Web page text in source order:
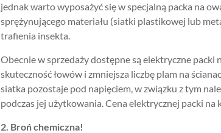
jednak warto wyposażyć się w specjalną packa na
sprężynującego materiału (siatki plastikowej lub
trafienia insekta.
Obecnie w sprzedaży dostępne są elektryczne packi
skuteczność łowów i zmniejsza liczbę plam na
siatka pozostaje pod napięciem, w związku z tym
podczas jej użytkowania. Cena elektrycznej packi na
2. Broń chemiczna!